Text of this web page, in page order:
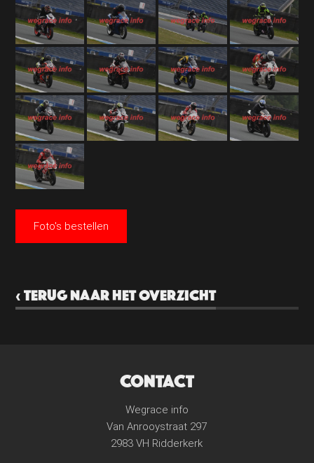
Foto's bestellen
‹ TERUG NAAR HET OVERZICHT
CONTACT
Wegrace info
Van Anrooystraat 297
2983 VH Ridderkerk